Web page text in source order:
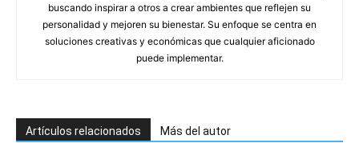
buscando inspirar a otros a crear ambientes que reflejen su
personalidad y mejoren su bienestar. Su enfoque se centra en
soluciones creativas y económicas que cualquier aficionado
puede implementar.
Artículos relacionados Más del autor